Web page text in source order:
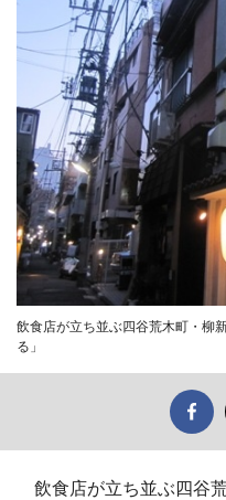
飲食店が立ち並ぶ四谷荒木町・柳
る」
飲食店が立ち並ぶ四谷